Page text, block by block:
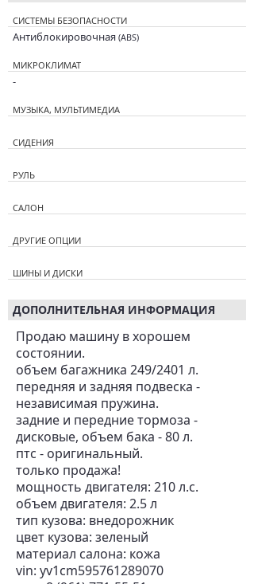
СИСТЕМЫ БЕЗОПАСНОСТИ
Антиблокировочная (ABS)
МИКРОКЛИМАТ
-
МУЗЫКА, МУЛЬТИМЕДИА
СИДЕНИЯ
РУЛЬ
САЛОН
ДРУГИЕ ОПЦИИ
ШИНЫ И ДИСКИ
ДОПОЛНИТЕЛЬНАЯ ИНФОРМАЦИЯ
Продаю машину в хорошем
состоянии.
объем багажника 249/2401 л.
передняя и задняя подвеска -
независимая пружина.
задние и передние тормоза -
дисковые, объем бака - 80 л.
птс - оригинальный.
только продажа!
мощность двигателя: 210 л.с.
объем двигателя: 2.5 л
тип кузова: внедорожник
цвет кузова: зеленый
материал салона: кожа
vin: yv1cm595761289070